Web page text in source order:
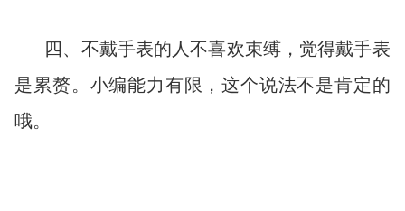
四、不戴手表的人不喜欢束缚，觉得戴手表
是累赘。小编能力有限，这个说法不是肯定的
哦。